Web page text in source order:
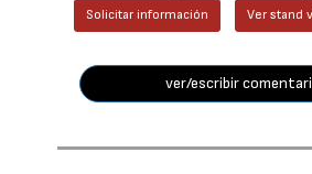
Solicitar información Ver stand
ver/escribir